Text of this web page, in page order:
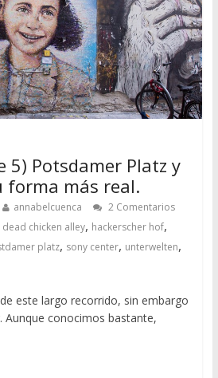
5) Potsdamer Platz y
forma más real.
annabelcuenca
2 Comentarios
dead chicken alley, hackerscher hof,
platz, sony center, unterwelten,
este largo recorrido, sin embargo
Aunque conocimos bastante,